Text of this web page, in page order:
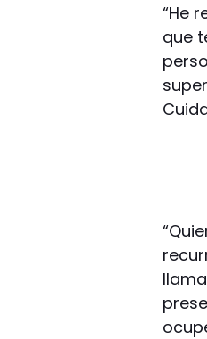
“He
que